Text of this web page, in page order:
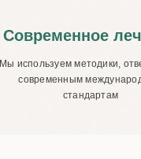
Современное
Мы используем методики,
современным
стандартам